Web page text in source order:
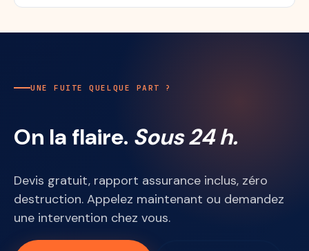
UNE FUITE QUELQUE PART ?
On la flaire. Sous 24 h.
Devis gratuit, rapport assurance inclus, zéro
destruction. Appelez maintenant ou demandez
une intervention chez vous.